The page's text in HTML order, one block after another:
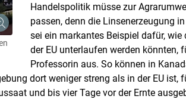
Skip to main
Handelspolitik müsse zur
passen, denn die Linsenerzeugung
sei ein markantes Beispiel dafür, wie
der EU unterlaufen werden könnten,
Professorin aus. So können in
dort weniger streng als in der EU ist,
und bis vier Tage vor der Ernte